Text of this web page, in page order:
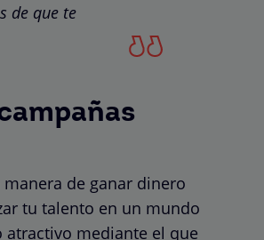
de que te
de ganar dinero
tu talento en un mundo
atractivo mediante el que